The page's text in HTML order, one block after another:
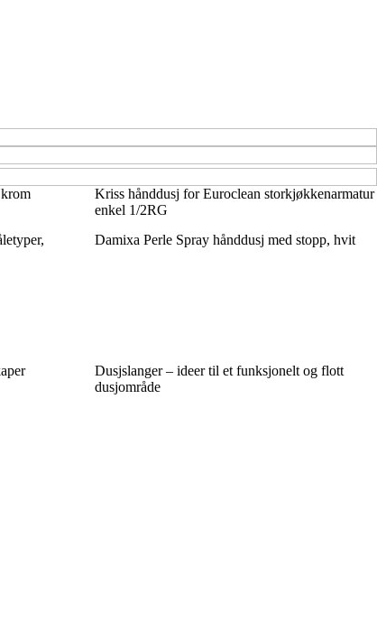
Kriss hånddusj for Euroclean storkjøkkenarmatur
enkel 1/2RG
Damixa Perle Spray hånddusj med stopp, hvit
Dusjslanger – ideer til et funksjonelt og flott
dusjområde